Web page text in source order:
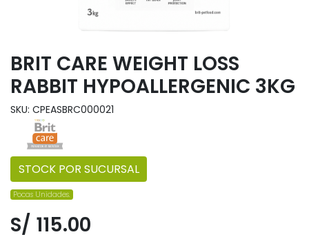
BRIT CARE WEIGHT LOSS
RABBIT HYPOALLERGENIC 3KG
SKU: CPEASBRC000021
STOCK POR SUCURSAL
Pocas Unidades.
S/ 115.00